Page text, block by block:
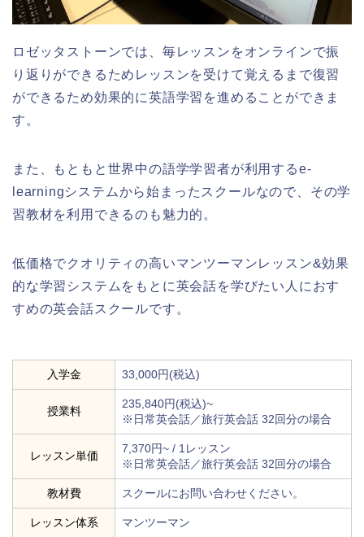
ロゼッタストーンでは、毎レッスンをオンラインで振
り返りができるためレッスンを受けて覚えるまで復習
ができるため効果的に英語学習を進めることができま
す。
また、もともと世界中の語学学習者が利用するe-
learningシステムから始まったスクールなので、その学
習教材を利用できるのも魅力的。
低価格でクオリティの高いマンツーマンレッスン&効果
的な学習システムをもとに英会話を学びたい人におす
すめの英会話スクールです。
入学金 33,000円(税込)
授業料
235,840円(税込)~
※日常英会話／旅行英会話 32回分の場合
レッスン単価
7,370円~ / 1レッスン
※日常英会話／旅行英会話 32回分の場合
教材費 スクールにお問い合わせください。
レッスン体系 マンツーマン